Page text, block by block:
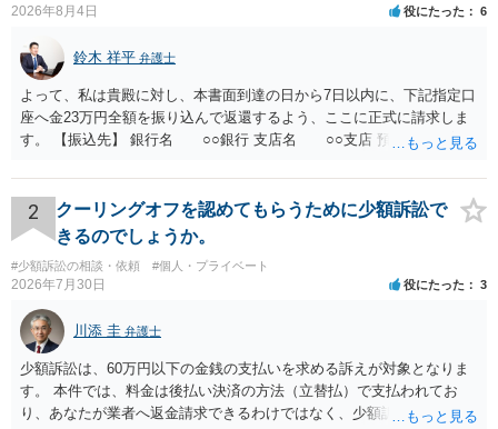
2026年8月4日 役にたった 6
鈴木 祥平 弁護士
よって、私は貴殿に対し、本書面到達の日から7日以内に、下記指定口
座へ金23万円全額を振り込んで返還するよう、ここに正式に請求しま
す。 【振込先】 銀行名 ○○銀行 支店名 ○○支店 預金種別 普通
されない場合には、貴殿には任意に返金する意思がないものと判断
し、やむを得ず、返還金23万円及びこれに対する遅延損害金の支払い
を求める民事訴訟、支払督促その他必要な法的手続を直ちに講じま
す。 その際には、訴訟に要する費用その他法令上認められる金員につ
いても併せて請求する予定ですので、あらかじめ申し添えます。 本件
は、貴殿自らが契約を解約したことによって生じた返還義務の履行を
求めるものにすぎません。貴殿の仕入先との取引関係や返金時期など
の内部事情は、私に対する返還義務の発生や履行時期には何ら影響を
及ぼすものではありません。 これ以上、本件の解決を不必要に遅延さ
せることなく、誠意をもって速やかに返金手続を履行されるよう、強
く求めます。 以上
2
クーリングオフを認めてもらうために少額訴訟で
きるのでしょうか。
#少額訴訟の相談・依頼 #個人・プライベート
2026年7月30日 役にたった 3
川添 圭 弁護士
少額訴訟は、60万円以下の金銭の支払いを求める訴えが対象となりま
す。 本件では、料金は後払い決済の方法（立替払）で支払われてお
り、あなたが業者へ返金請求できるわけではなく、少額訴訟は使えな